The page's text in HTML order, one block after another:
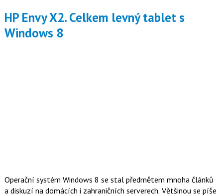
HP Envy X2. Celkem levný tablet s
Windows 8
Operační systém Windows 8 se stal předmětem mnoha článků
a diskuzí na domácích i zahraničních serverech. Většinou se píše